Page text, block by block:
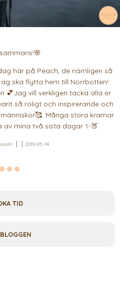
här på Peach, de nämligen så
ska flytta hem till Norrbotten!
💕Jag vill verkligen tacka alla er
så roligt och inspirerande och
Många stora kramar
mina två sista dagar ✨🍑.
2019-05-14
TID